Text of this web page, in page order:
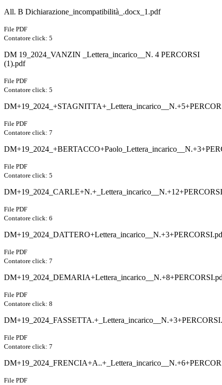
All. B Dichiarazione_incompatibilità_.docx_1.pdf
File PDF
Contatore click: 5
DM 19_2024_VANZIN _Lettera_incarico__N. 4 PERCORSI
(1).pdf
File PDF
Contatore click: 5
File PDF
Contatore click: 7
File PDF
Contatore click: 5
File PDF
Contatore click: 6
File PDF
Contatore click: 7
File PDF
Contatore click: 8
File PDF
Contatore click: 7
File PDF